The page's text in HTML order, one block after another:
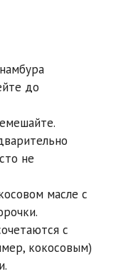
до
не
масле с
с
кокосовым)